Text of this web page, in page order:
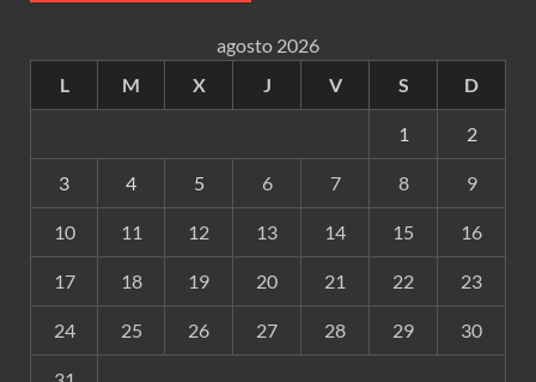
agosto 2026
L
M X J V S D
1 2
3 4 5 6 7 8 9
10 11 12 13 14 15 16
17 18 19 20 21 22 23
24 25 26 27 28 29 30